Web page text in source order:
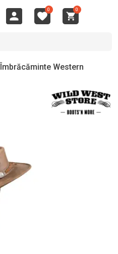
0 0
Îmbrăcăminte Western